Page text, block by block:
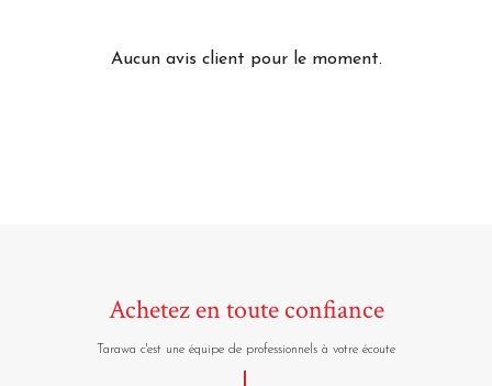
Aucun avis client pour le moment.
Achetez en toute confiance
Tarawa c'est une équipe de professionnels à votre écoute